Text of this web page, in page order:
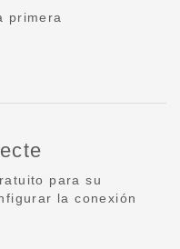
primera
para su
la conexión